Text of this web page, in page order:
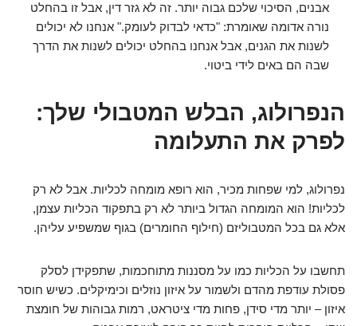
אבנים, הסיכוי שלכם גבוה יותר. זה לא גזר דין, אבל זו בהחלט
נורה אדומה שאומרת: "כדאי לבדוק לעומק." אנחנו לא יכולים
לשנות את הגנים, אבל אנחנו בהחלט יכולים לשנות את הדרך
שבה הם באים לידי ביטוי.
הנפרולוג, הבלש המטבולי שלך:
לפרק את התעלומה
נפרולוג, למי שפחות מכיר, הוא רופא מומחה לכליות. אבל לא רק
לכליות! הוא המומחה הגדול ביותר לא רק בתפקוד הכליות עצמן,
אלא גם בכל המטבוליזם (חילוף החומרים) בגוף שמשפיע עליהן.
תחשבו על הכליות כמו על מסננות מתוחכמות, שתפקידן לסלק
פסולת עודפת מהדם ולשמור על איזון נוזלים וכימיקלים. כשיש חוסר
איזון – יותר מדי סידן, פחות מדי ציטראט, רמות גבוהות של חומצת